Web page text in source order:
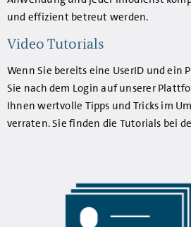
und effizient betreut werden.
Video Tutorials
Wenn Sie bereits eine UserID und ein
Sie nach dem Login auf unserer
Ihnen wertvolle Tipps und Tricks im
verraten. Sie finden die Tutorials bei